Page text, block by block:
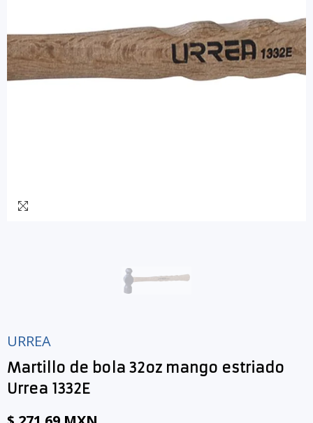
URREA
Martillo de bola 32oz mango estriado
Urrea 1332E